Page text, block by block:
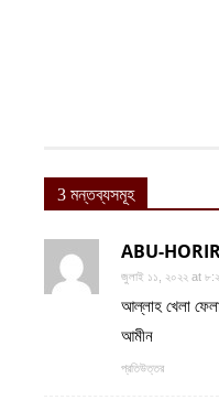
3 মন্তব্যসমূহ
ABU-
জুলাই ১১, ২০২২ at ৮:২৬
আল্লাহ খেলা
আমীন
প্রতিউত্তর